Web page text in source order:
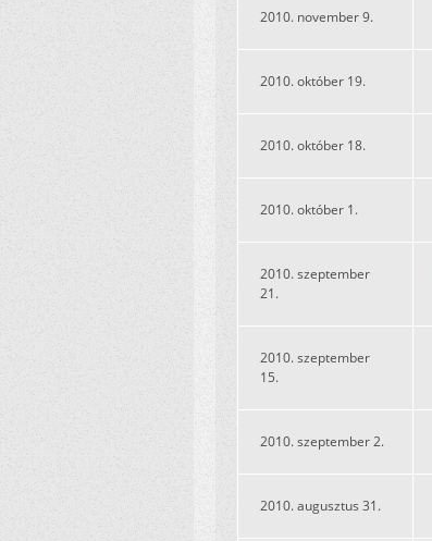
2010. november 9.
2010. október 19.
2010. október 18.
2010. október 1.
2010. szeptember
21.
2010. szeptember
15.
2010. szeptember 2.
2010. augusztus 31.